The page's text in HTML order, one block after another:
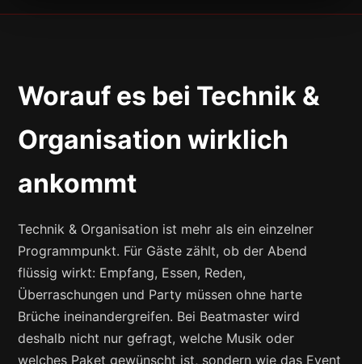
Worauf es bei Technik &
Organisation wirklich
ankommt
Technik & Organisation ist mehr als ein einzelner
Programmpunkt. Für Gäste zählt, ob der Abend
flüssig wirkt: Empfang, Essen, Reden,
Überraschungen und Party müssen ohne harte
Brüche ineinandergreifen. Bei Beatmaster wird
deshalb nicht nur gefragt, welche Musik oder
welches Paket gewünscht ist, sondern wie das Event